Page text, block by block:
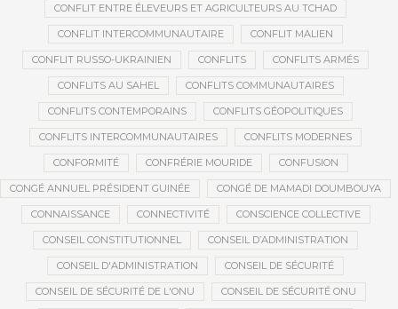
CONFLIT ENTRE ÉLEVEURS ET AGRICULTEURS AU TCHAD
CONFLIT INTERCOMMUNAUTAIRE CONFLIT MALIEN
CONFLIT RUSSO-UKRAINIEN CONFLITS CONFLITS ARMÉS
CONFLITS AU SAHEL CONFLITS COMMUNAUTAIRES
CONFLITS CONTEMPORAINS CONFLITS GÉOPOLITIQUES
CONFLITS INTERCOMMUNAUTAIRES CONFLITS MODERNES
CONFORMITÉ CONFRÉRIE MOURIDE CONFUSION
CONGÉ ANNUEL PRÉSIDENT GUINÉE CONGÉ DE MAMADI DOUMBOUYA
CONNAISSANCE CONNECTIVITÉ CONSCIENCE COLLECTIVE
CONSEIL CONSTITUTIONNEL CONSEIL D’ADMINISTRATION
CONSEIL D'ADMINISTRATION CONSEIL DE SÉCURITÉ
CONSEIL DE SÉCURITÉ DE L'ONU CONSEIL DE SÉCURITÉ ONU